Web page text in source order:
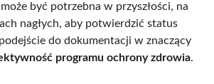
być potrzebna w przyszłości, na
nagłych, aby potwierdzić status
do dokumentacji w znaczący
programu ochrony zdrowia.